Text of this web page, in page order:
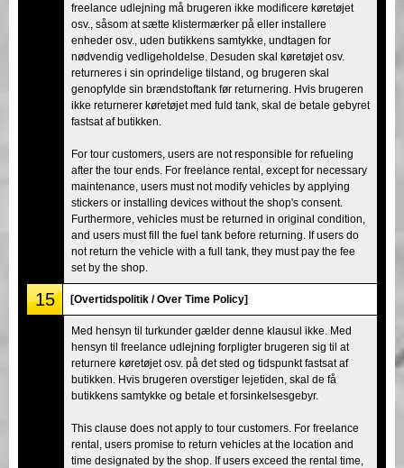
freelance udlejning må brugeren ikke modificere køretøjet
osv., såsom at sætte klistermærker på eller installere
enheder osv., uden butikkens samtykke, undtagen for
nødvendig vedligeholdelse. Desuden skal køretøjet osv.
returneres i sin oprindelige tilstand, og brugeren skal
genopfylde sin brændstoftank før returnering. Hvis brugeren
ikke returnerer køretøjet med fuld tank, skal de betale gebyret
fastsat af butikken.
For tour customers, users are not responsible for refueling
after the tour ends. For freelance rental, except for necessary
maintenance, users must not modify vehicles by applying
stickers or installing devices without the shop's consent.
Furthermore, vehicles must be returned in original condition,
and users must fill the fuel tank before returning. If users do
not return the vehicle with a full tank, they must pay the fee
set by the shop.
15 [Overtidspolitik / Over Time Policy]
Med hensyn til turkunder gælder denne klausul ikke. Med
hensyn til freelance udlejning forpligter brugeren sig til at
returnere køretøjet osv. på det sted og tidspunkt fastsat af
butikken. Hvis brugeren overstiger lejetiden, skal de få
butikkens samtykke og betale et forsinkelsesgebyr.
This clause does not apply to tour customers. For freelance
rental, users promise to return vehicles at the location and
time designated by the shop. If users exceed the rental time,